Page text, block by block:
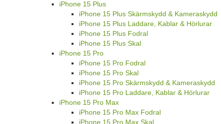
iPhone 15 Plus
iPhone 15 Plus Skärmskydd & Kameraskydd
iPhone 15 Plus Laddare, Kablar & Hörlurar
iPhone 15 Plus Fodral
iPhone 15 Plus Skal
iPhone 15 Pro
iPhone 15 Pro Fodral
iPhone 15 Pro Skal
iPhone 15 Pro Skärmskydd & Kameraskydd
iPhone 15 Pro Laddare, Kablar & Hörlurar
iPhone 15 Pro Max
iPhone 15 Pro Max Fodral
iPhone 15 Pro Max Skal